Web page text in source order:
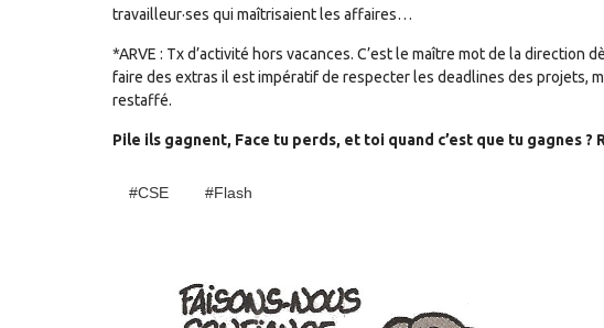
travailleur·ses qui maîtrisaient les affaires…
*ARVE : Tx d’activité hors vacances. C’est le maître mot de la direction
faire des extras il est impératif de respecter les deadlines des projets,
restaffé.
Pile ils gagnent, Face tu perds, et toi quand c’est que tu gagnes ?
#CSE #Flash